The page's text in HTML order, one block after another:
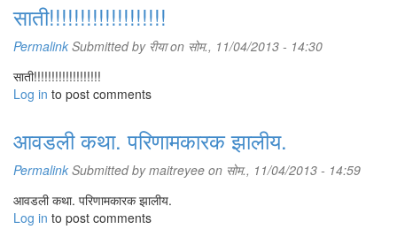
साती!!!!!!!!!!!!!!!!!!!
Permalink Submitted by रीयाon सोम., 11/04/2013 - 14:30
साती!!!!!!!!!!!!!!!!!!!
Log in to post comments
आवडली कथा. परिणामकारक झालीय.
Permalink Submitted bymaitreyee on सोम., 11/04/2013 - 14:59
आवडली कथा. परिणामकारक झालीय.
Log in to post comments